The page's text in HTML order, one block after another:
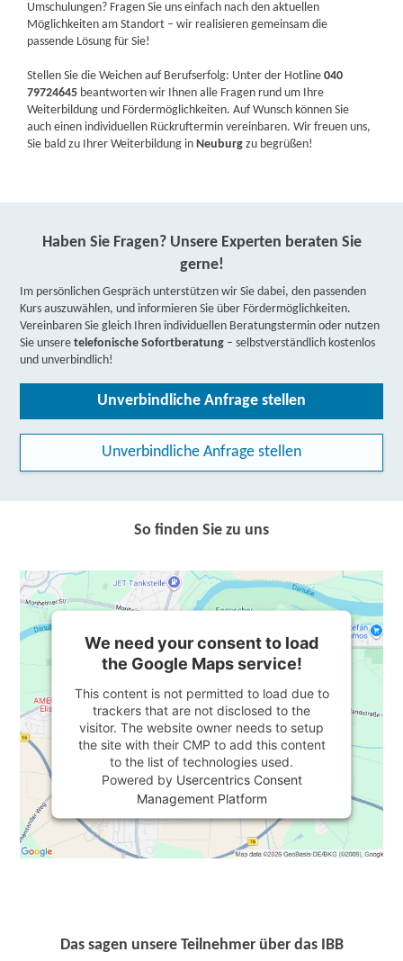
Umschulungen? Fragen Sie uns einfach nach den aktuellen
Möglichkeiten am Standort – wir realisieren gemeinsam die
passende Lösung für Sie!
Stellen Sie die Weichen auf Berufserfolg: Unter der Hotline040
79724645 beantworten wir Ihnen alle Fragen rund um Ihre
Weiterbildung und Fördermöglichkeiten. Auf Wunsch können Sie
auch einen individuellen Rückruftermin vereinbaren. Wir freuen uns,
Sie bald zu Ihrer Weiterbildung inNeuburg zu begrüßen!
Haben Sie Fragen? Unsere Experten beraten Sie
gerne!
Im persönlichen Gespräch unterstützen wir Sie dabei, den passenden
Kurs auszuwählen, und informieren Sie über Fördermöglichkeiten.
Vereinbaren Sie gleich Ihren individuellen Beratungstermin oder nutzen
Sie unseretelefonische Sofortberatung – selbstverständlich kostenlos
und unverbindlich!
Unverbindliche Anfrage stellen
Unverbindliche Anfrage stellen
So finden Sie zu uns
We need your consent to load
the Google Maps service!
This content is not permitted to load due to
trackers that are not disclosed to the
visitor. The website owner needs to setup
the site with their CMP to add this content
to the list of technologies used.
Powered by Usercentrics Consent
Management Platform
Das sagen unsere Teilnehmer über das IBB